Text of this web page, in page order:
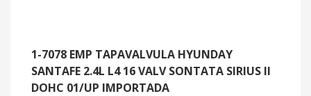
1-7078 EMP TAPAVALVULA HYUNDAY
SANTAFE 2.4L L4 16 VALV SONTATA SIRIUS II
DOHC 01/UP IMPORTADA